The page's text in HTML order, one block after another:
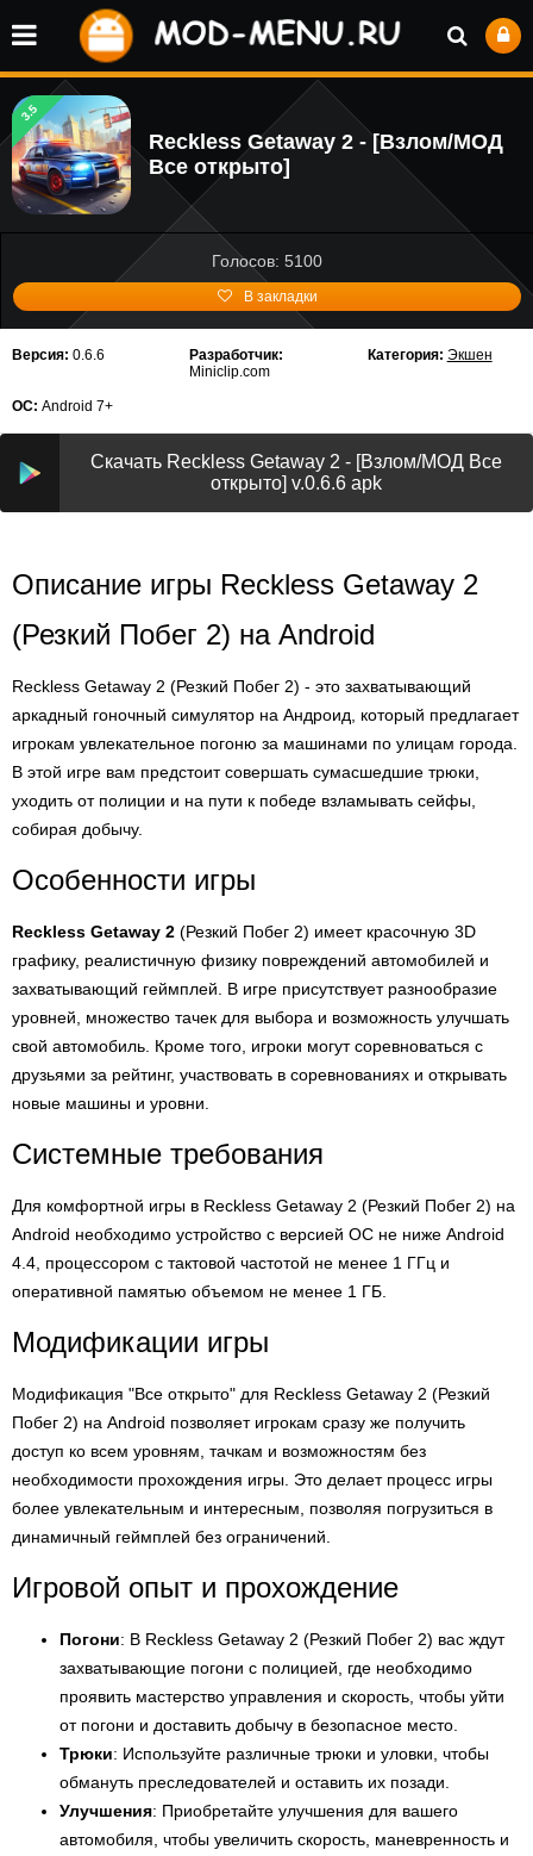
3.5
Reckless Getaway 2 - [Взлом/МОД
Все открыто]
Голосов: 5100
В закладки
Версия: 0.6.6
Разработчик:
Miniclip.com
Категория: Экшен
ОС: Android 7+
Скачать Reckless Getaway 2 - [Взлом/МОД Все
открыто] v.0.6.6 apk
Описание игры Reckless Getaway 2
(Резкий Побег 2) на Android
Reckless Getaway 2 (Резкий Побег 2) - это захватывающий
аркадный гоночный симулятор на Андроид, который предлагает
игрокам увлекательное погоню за машинами по улицам города.
В этой игре вам предстоит совершать сумасшедшие трюки,
уходить от полиции и на пути к победе взламывать сейфы,
собирая добычу.
Особенности игры
Reckless Getaway 2 (Резкий Побег 2) имеет красочную 3D
графику, реалистичную физику повреждений автомобилей и
захватывающий геймплей. В игре присутствует разнообразие
уровней, множество тачек для выбора и возможность улучшать
свой автомобиль. Кроме того, игроки могут соревноваться с
друзьями за рейтинг, участвовать в соревнованиях и открывать
новые машины и уровни.
Системные требования
Для комфортной игры в Reckless Getaway 2 (Резкий Побег 2) на
Android необходимо устройство с версией ОС не ниже Android
4.4, процессором с тактовой частотой не менее 1 ГГц и
оперативной памятью объемом не менее 1 ГБ.
Модификации игры
Модификация "Все открыто" для Reckless Getaway 2 (Резкий
Побег 2) на Android позволяет игрокам сразу же получить
доступ ко всем уровням, тачкам и возможностям без
необходимости прохождения игры. Это делает процесс игры
более увлекательным и интересным, позволяя погрузиться в
динамичный геймплей без ограничений.
Игровой опыт и прохождение
Погони: В Reckless Getaway 2 (Резкий Побег 2) вас ждут
захватывающие погони с полицией, где необходимо
проявить мастерство управления и скорость, чтобы уйти
от погони и доставить добычу в безопасное место.
Трюки: Используйте различные трюки и уловки, чтобы
обмануть преследователей и оставить их позади.
Улучшения: Приобретайте улучшения для вашего
автомобиля, чтобы увеличить скорость, маневренность и